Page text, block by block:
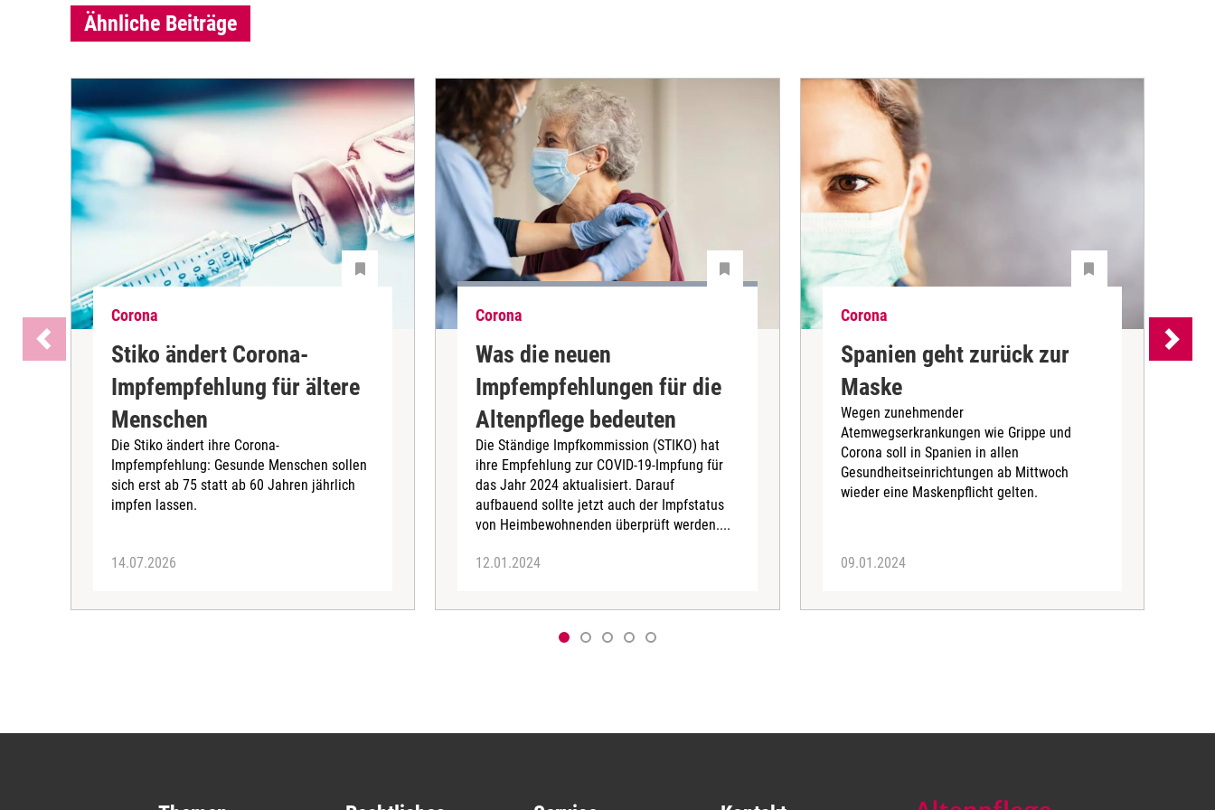
Ähnliche Beiträge
Corona
Stiko ändert Corona-
Impfempfehlung für ältere
Menschen
Die Stiko ändert ihre Corona-
Impfempfehlung: Gesunde Menschen sollen
sich erst ab 75 statt ab 60 Jahren jährlich
impfen lassen.
14.07.2026
Corona
Was die neuen
Impfempfehlungen für die
Altenpflege bedeuten
Die Ständige Impfkommission (STIKO) hat
ihre Empfehlung zur COVID-19-Impfung für
das Jahr 2024 aktualisiert. Darauf
aufbauend sollte jetzt auch der Impfstatus
von Heimbewohnenden überprüft werden....
12.01.2024
Corona
Spanien geht zurück zur
Maske
Wegen zunehmender
Atemwegserkrankungen wie Grippe und
Corona soll in Spanien in allen
Gesundheitseinrichtungen ab Mittwoch
wieder eine Maskenpflicht gelten.
09.01.2024